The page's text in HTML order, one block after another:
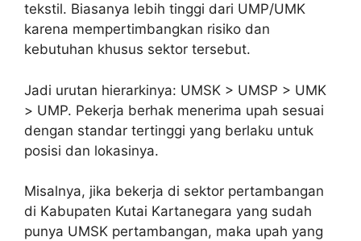
tekstil. Biasanya lebih tinggi dari UMP/UMK
karena mempertimbangkan risiko dan
kebutuhan khusus sektor tersebut.
Jadi urutan hierarkinya: UMSK > UMSP > UMK
> UMP. Pekerja berhak menerima upah sesuai
dengan standar tertinggi yang berlaku untuk
posisi dan lokasinya.
Misalnya, jika bekerja di sektor pertambangan
di Kabupaten Kutai Kartanegara yang sudah
punya UMSK pertambangan, maka upah yang